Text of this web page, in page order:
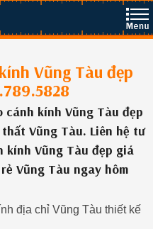
Vũng Tàu đẹp
kính Vũng Tàu đẹp
Vũng Tàu. Liên hệ tư
kính Vũng Tàu đẹp giá
Vũng Tàu ngay hôm
địa chỉ Vũng Tàu thiết kế